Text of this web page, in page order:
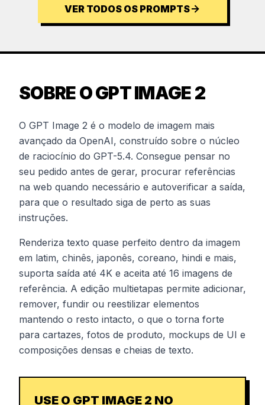
VER TODOS OS PROMPTS
SOBRE O GPT IMAGE 2
O GPT Image 2 é o modelo de imagem mais
avançado da OpenAI, construído sobre o núcleo
de raciocínio do GPT-5.4. Consegue pensar no
seu pedido antes de gerar, procurar referências
na web quando necessário e autoverificar a saída,
para que o resultado siga de perto as suas
instruções.
Renderiza texto quase perfeito dentro da imagem
em latim, chinês, japonês, coreano, hindi e mais,
suporta saída até 4K e aceita até 16 imagens de
referência. A edição multietapas permite adicionar,
remover, fundir ou reestilizar elementos
mantendo o resto intacto, o que o torna forte
para cartazes, fotos de produto, mockups de UI e
composições densas e cheias de texto.
USE O GPT IMAGE 2 NO